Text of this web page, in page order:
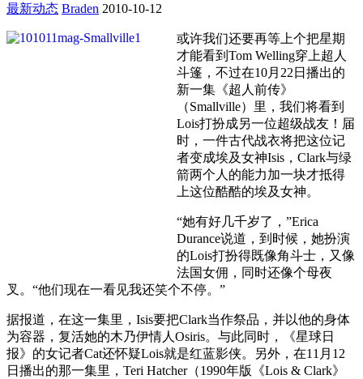
最新动态 Braden 2010-10-12
或许我们还要再等上个把星期
才能看到Tom Welling穿上超人
斗篷，不过在10月22日播出的
新一集《超人前传》
（Smallville）里，我们将看到
Lois打扮成另一位超级战友！届
时，一件古代战衣将把这位记
者变成埃及女神Isis，Clark与绿
箭两个人的能力加一块才抵得
上这位酷酷的埃及女神。
“她有好几千岁了，”Erica
Durance说道，到时候，她扮演
的Lois打扮得既像角斗士，又像
法国女佣，同时还像个母夜
叉。“他们现在一看见我还笑个不停。”
据报道，在这一集里，Isis要把Clark当作祭品，并以他的身体
为容器，复活她的木乃伊情人Osiris。与此同时，《星球日
报》的女记者Cat还怀疑Lois就是红蓝影侠。另外，在11月12
日播出的那一集里，Teri Hatcher（1990年版《Lois & Clark》